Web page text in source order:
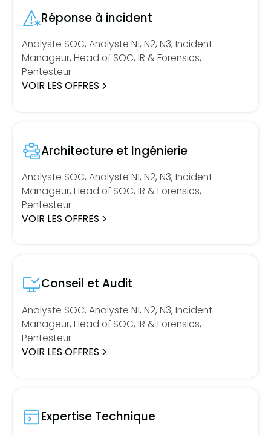
Réponse à incident
Analyste SOC, Analyste N1, N2, N3, Incident
Manageur, Head of SOC, IR & Forensics,
Pentesteur
VOIR LES OFFRES
Architecture et Ingénierie
Analyste SOC, Analyste N1, N2, N3, Incident
Manageur, Head of SOC, IR & Forensics,
Pentesteur
VOIR LES OFFRES
Conseil et Audit
Analyste SOC, Analyste N1, N2, N3, Incident
Manageur, Head of SOC, IR & Forensics,
Pentesteur
VOIR LES OFFRES
Expertise Technique